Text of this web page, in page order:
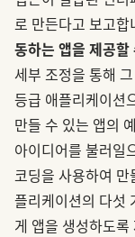
로 만든다고 보고합
동하는 앱을 제공할
세부 조정을 통해
등급 애플리케이션
만들 수 있는 앱의
아이디어를 불러
코딩을 사용하여
플리케이션의 다섯
게 앱을 생성하도